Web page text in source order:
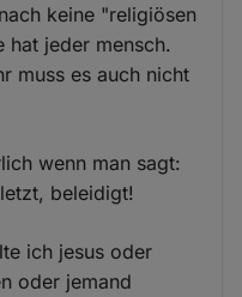
keine "religiösen
jeder mensch.
muss es auch nicht
wenn man sagt:
beleidigt!
ich jesus oder
oder jemand